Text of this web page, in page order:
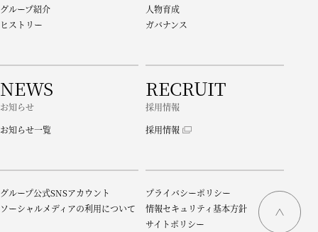
グループ紹介
ヒストリー
人物育成
ガバナンス
NEWS
お知らせ
お知らせ一覧
RECRUIT
採用情報
採用情報
グループ公式SNSアカウント
ソーシャルメディアの利用について
プライバシーポリシー
情報セキュリティ基本方針
サイトポリシー